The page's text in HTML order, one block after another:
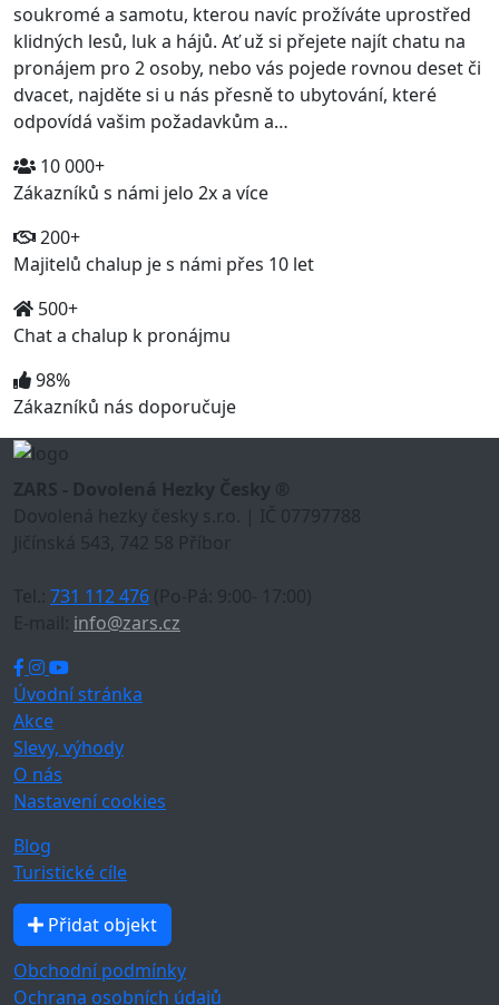
soukromé a samotu, kterou navíc prožíváte uprostřed
klidných lesů, luk a hájů. Ať už si přejete najít chatu na
pronájem pro 2 osoby, nebo vás pojede rovnou deset či
dvacet, najděte si u nás přesně to ubytování, které
odpovídá vašim požadavkům a…
10 000+
Zákazníků s námi jelo 2x a více
200+
Majitelů chalup je s námi přes 10 let
500+
Chat a chalup k pronájmu
98%
Zákazníků nás doporučuje
ZARS - Dovolená Hezky Česky ®
Dovolená hezky česky s.r.o. | IČ 07797788
Jičínská 543, 742 58 Příbor
Tel.: 731 112 476 (Po-Pá: 9:00- 17:00)
E-mail: info@zars.cz
Úvodní stránka
Akce
Slevy, výhody
O nás
Nastavení cookies
Blog
Turistické cíle
Přidat objekt
Obchodní podmínky
Ochrana osobních údajů